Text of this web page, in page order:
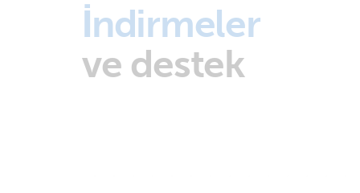
İndirmeler
ve destek